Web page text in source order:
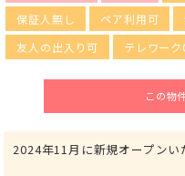
保証人無し
ペア利用可
友人の出入り可
テレワーク
この物
2024年11月に新規オープンい